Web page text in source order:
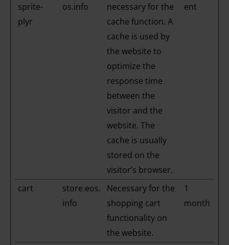
sprite-
plyr
os.info
necessary for the
cache function. A
cache is used by
the website to
optimize the
response time
between the
visitor and the
website. The
cache is usually
stored on the
visitor’s browser.
ent
cart
store.eos.
info
Necessary for the
shopping cart
functionality on
the website.
1
month